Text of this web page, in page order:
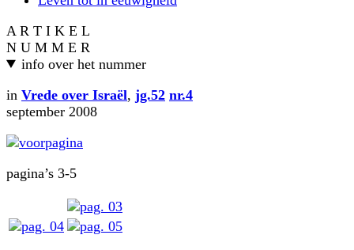
A R T I K E L
N U M M E R
info over het nummer
in Vrede over Israël, jg.52 nr.4
september 2008
pagina’s 3-5